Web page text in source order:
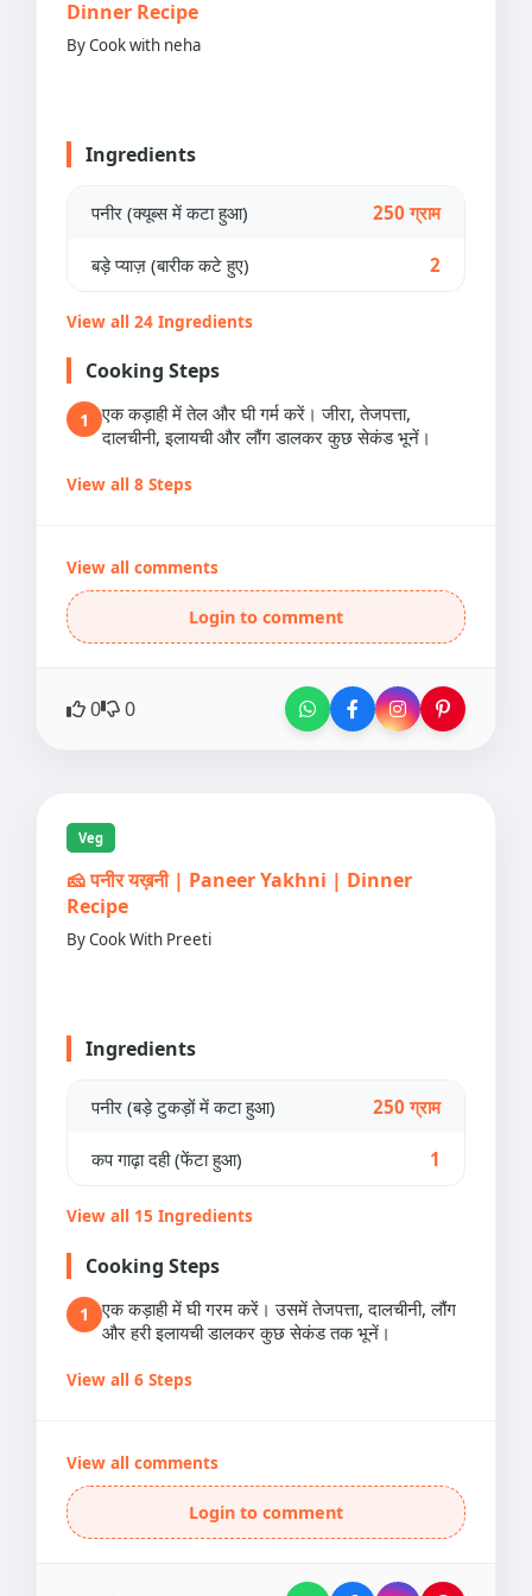
Dinner Recipe
By Cook with neha
Ingredients
पनीर (क्यूब्स में कटा हुआ) 250 ग्राम
बड़े प्याज़ (बारीक कटे हुए) 2
View all 24 Ingredients
Cooking Steps
1
एक कड़ाही में तेल और घी गर्म करें। जीरा, तेजपत्ता,
दालचीनी, इलायची और लौंग डालकर कुछ सेकंड भूनें।
View all 8 Steps
View all comments
Login to comment
0 0
Veg
🧀 पनीर यख़नी | Paneer Yakhni | Dinner
Recipe
By Cook With Preeti
Ingredients
पनीर (बड़े टुकड़ों में कटा हुआ) 250 ग्राम
कप गाढ़ा दही (फेंटा हुआ) 1
View all 15 Ingredients
Cooking Steps
1
एक कड़ाही में घी गरम करें। उसमें तेजपत्ता, दालचीनी, लौंग
और हरी इलायची डालकर कुछ सेकंड तक भूनें।
View all 6 Steps
View all comments
Login to comment